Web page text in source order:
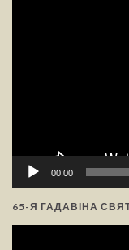
00:00
65-Я ГАДАВІНА